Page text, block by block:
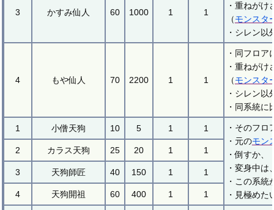
3 かすみ仙人 60 1000 1 1
・重ねが
（モンスタ
・シレン
4 もや仙人 70 2200 1 1
・同フロ
・重ねが
（モンスタ
・シレン
・同系統に
1 小僧天狗 10 5 1 1
・そのフ
・元のモン
・倒すか
・変身中
・この系
・見極めた
2 カラス天狗 25 20 1 1
3 天狗師匠 40 150 1 1
4 天狗開祖 60 400 1 1